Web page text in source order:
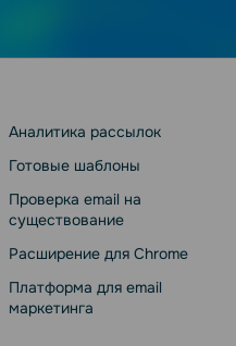
Аналитика рассылок
Готовые шаблоны
Проверка email на
существование
Расширение для Chrome
Платформа для email
маркетинга